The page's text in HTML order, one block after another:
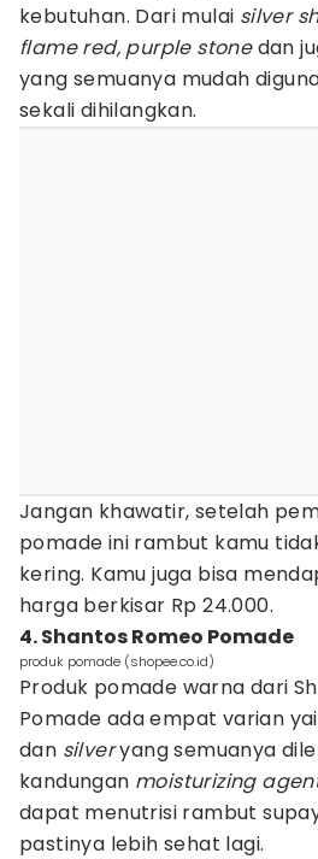
kebutuhan. Dari mulai silver
flame red, purple stonedan
yang semuanya mudah
sekali dihilangkan.
Jangan khawatir, setelah
pomade ini rambut kamu
kering. Kamu juga bisa
harga berkisar Rp 24.000.
4. Shantos Romeo Pomade
produk pomade (shopee.co.id)
Produk pomade warna dari
Pomade ada empat varian
dan silveryang semuanya
kandungan moisturizing
dapat menutrisi rambut
pastinya lebih sehat lagi.